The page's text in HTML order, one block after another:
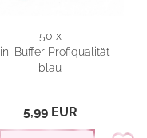
50 x
Buffer Profiqualität
blau
5,99 EUR